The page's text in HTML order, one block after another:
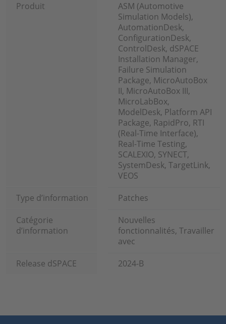
Produit
ASM (Automotive
Simulation Models),
AutomationDesk,
ConfigurationDesk,
ControlDesk, dSPACE
Installation Manager,
Failure Simulation
Package, MicroAutoBox
II, MicroAutoBox III,
MicroLabBox,
ModelDesk, Platform API
Package, RapidPro, RTI
(Real-Time Interface),
Real-Time Testing,
SCALEXIO, SYNECT,
SystemDesk, TargetLink,
VEOS
Type d’information
Patches
Catégorie
d’information
Nouvelles
fonctionnalités, Travailler
avec
Release dSPACE
2024-B